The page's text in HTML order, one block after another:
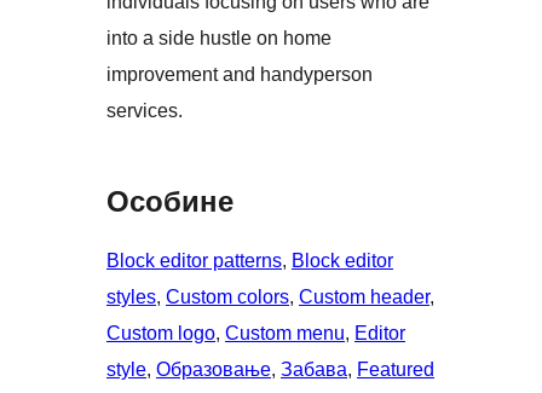
into a side hustle on home
improvement and handyperson
services.
Особине
Block editor patterns, Block editor
styles, Custom colors, Custom header
Custom logo, Custom menu, Editor
style, Образовање, Забава, Featured